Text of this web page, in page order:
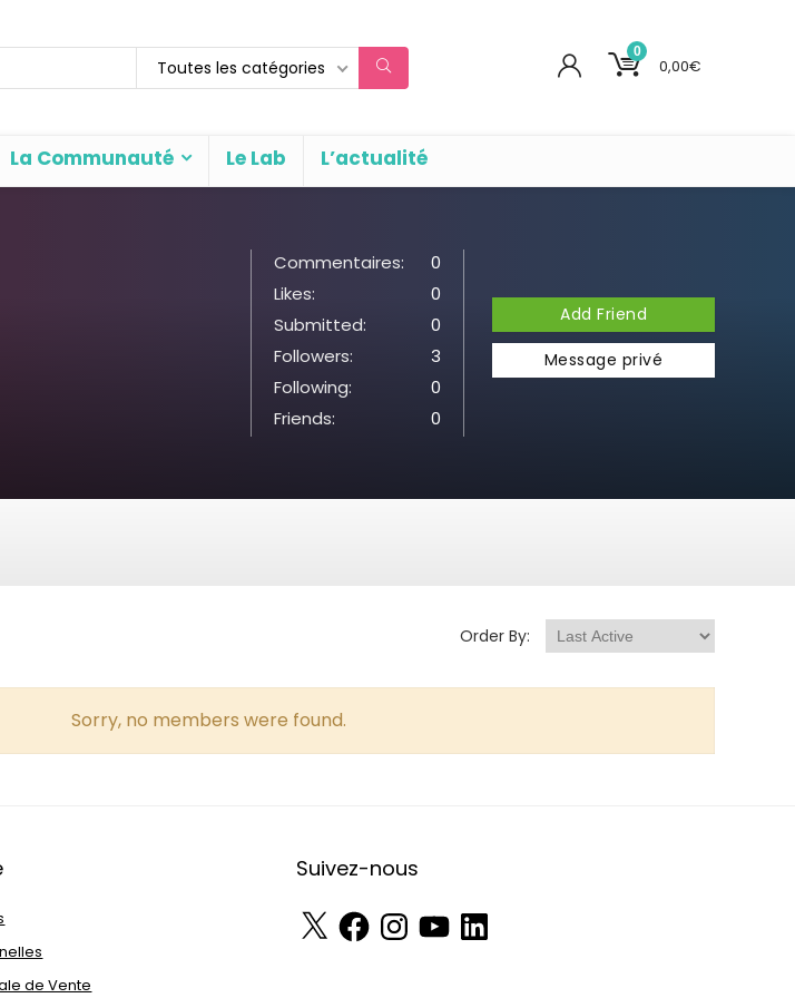
Toutes les catégories
0
0,00€
La Communauté Le Lab L’actualité
Commentaires:
0
Likes:
0
Submitted:
0
Followers:
3
Following:
0
Friends:
0
Add Friend
Message privé
Order By:
Sorry, no members were found.
de Vente
Suivez-nous
X FacebookInstagramYouTube
LinkedIn